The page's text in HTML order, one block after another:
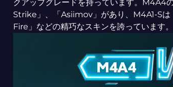
クアップグレードを持っています。
Strike」、「Asiimov」があり、M4A1-S
Fire」などの精巧なスキンを誇っています。